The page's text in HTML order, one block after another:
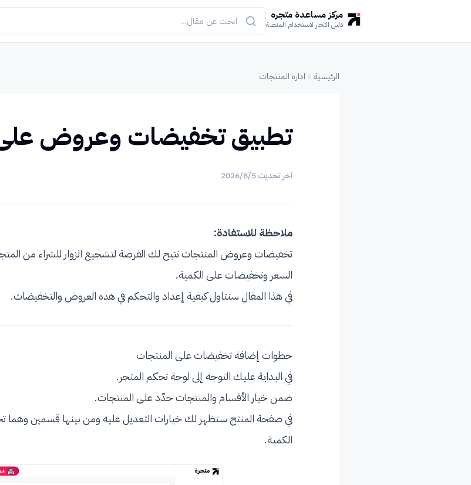
مركز مساعدة متجره
دليل التجار لاستخدام المنصة
الرئيسية ادارة المنتجات
تطبيق تخفيضات وعروض
آخر تحديث5‏/8‏/2026
ملاحظة للاستفادة:
تخفيضات وعروض المنتجات تتيح لك الفرصة لتشجيع الزوار للشراء من
السعر وتخفيضات على الكمية.
في هذا المقال سنتاول كيفية إعداد والتحكم في هذه العروض والتخفيضات.
خطوات إضافة تخفيضات على المنتجات
في البداية عليك التوجه إلى لوحة تحكم المتجر.
ضمن خيار الأقسام والمنتجات حدّد على المنتجات.
في صفحة المنتج ستظهر لك خيارات التعديل عليه ومن بينها قسمين
الكمية.